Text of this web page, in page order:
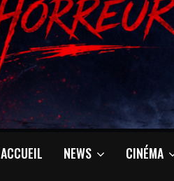
ACCUEIL NEWS CINÉMA